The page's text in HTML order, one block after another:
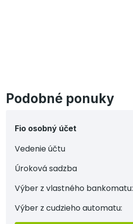
Podobné ponuky
Fio osobný účet
Vedenie účtu
Úroková sadzba
Výber z vlastného bankomatu:
Výber z cudzieho automatu: